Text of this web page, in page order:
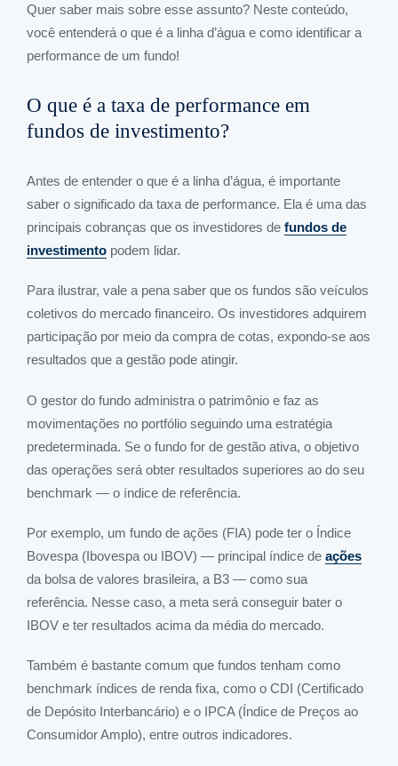
Quer saber mais sobre esse assunto? Neste conteúdo,
você entenderá o que é a linha d’água e como identificar a
performance de um fundo!
O que é a taxa de performance em
fundos de investimento?
Antes de entender o que é a linha d’água, é importante
saber o significado da taxa de performance. Ela é uma das
principais cobranças que os investidores defundos de
investimento podem lidar.
Para ilustrar, vale a pena saber que os fundos são veículos
coletivos do mercado financeiro. Os investidores adquirem
participação por meio da compra de cotas, expondo-se aos
resultados que a gestão pode atingir.
O gestor do fundo administra o patrimônio e faz as
movimentações no portfólio seguindo uma estratégia
predeterminada. Se o fundo for de gestão ativa, o objetivo
das operações será obter resultados superiores ao do seu
benchmark — o índice de referência.
Por exemplo, um fundo de ações (FIA) pode ter o Índice
Bovespa (Ibovespa ou IBOV) — principal índice deações
da bolsa de valores brasileira, a B3 — como sua
referência. Nesse caso, a meta será conseguir bater o
IBOV e ter resultados acima da média do mercado.
Também é bastante comum que fundos tenham como
benchmark índices de renda fixa, como o CDI (Certificado
de Depósito Interbancário) e o IPCA (Índice de Preços ao
Consumidor Amplo), entre outros indicadores.